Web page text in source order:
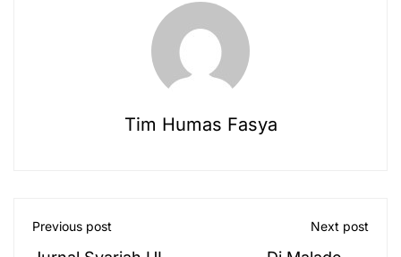
Tim Humas Fasya
Previous post Next post